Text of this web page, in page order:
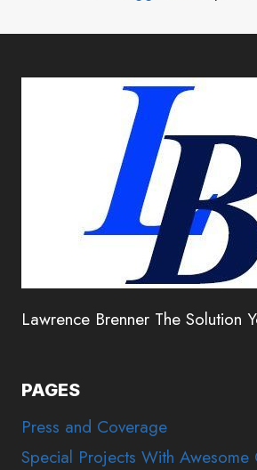
Lawrence Brenner The Solution
PAGES
Press and Coverage
Special Projects With Awesome